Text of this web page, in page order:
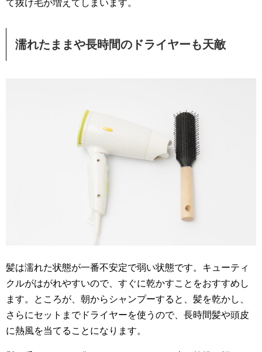
て抜け毛が増えてしまいます。
濡れたままや長時間のドライヤーも天敵
髪は濡れた状態が一番不安定で弱い状態です。キューティ
クルがはがれやすいので、すぐに乾かすことをおすすめし
ます。ところが、朝からシャンプーすると、髪を乾かし、
さらにセットまでドライヤーを使うので、長時間髪や頭皮
に熱風を当てることになります。